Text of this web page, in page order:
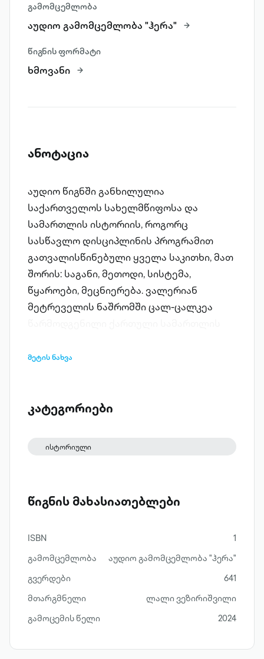
გამომცემლობა
აუდიო გამომცემლობა "ჰერა"
წიგნის ფორმატი
ხმოვანი
ანოტაცია
აუდიო წიგნში განხილულია
საქართველოს სახელმწიფოსა და
სამართლის ისტორიის, როგორც
სასწავლო დისციპლინის პროგრამით
გათვალისწინებული ყველა საკითხი, მათ
შორის: საგანი, მეთოდი, სისტემა,
წყაროები, მეცნიერება. ვალერიან
მეტრეველის ნაშრომში ცალ-ცალკეა
სახელმწიფო, ანუ კონსტიტუციური
პროცესუალური სამართალი, შესაბამისი
მეტის ნახვა
კატეგორიები
ისტორიული
წიგნის მახასიათებლები
ISBN
1
გამომცემლობა
აუდიო გამომცემლობა "ჰერა"
გვერდები
641
მთარგმნელი
ლალი ვეზირიშვილი
გამოცემის წელი
2024